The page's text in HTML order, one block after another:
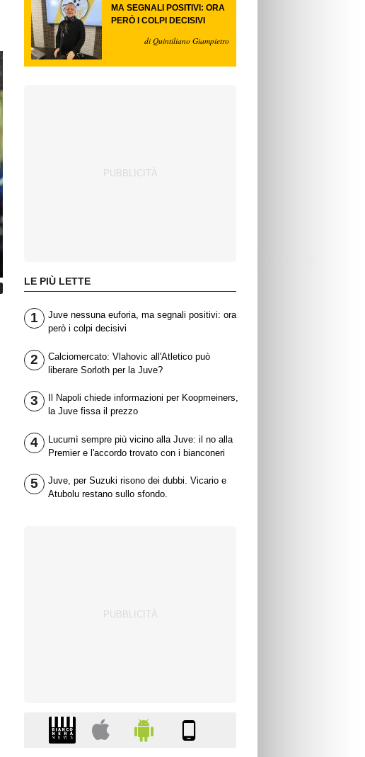
MA SEGNALI POSITIVI: ORA
PERÒ I COLPI DECISIVI
di Quintiliano Giampietro
LE PIÙ LETTE
1
Juve nessuna euforia, ma segnali positivi: ora
però i colpi decisivi
2
Calciomercato: Vlahovic all'Atletico può
liberare Sorloth per la Juve?
3
Il Napoli chiede informazioni per Koopmeiners,
la Juve fissa il prezzo
4
Lucumì sempre più vicino alla Juve: il no alla
Premier e l'accordo trovato con i bianconeri
5
Juve, per Suzuki risono dei dubbi. Vicario e
Atubolu restano sullo sfondo.